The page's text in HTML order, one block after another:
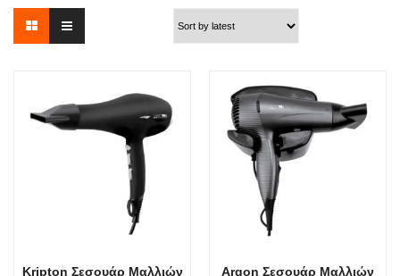
Kripton Σεσουάρ Μαλλιών
Argon Σεσουάρ Μαλλιών